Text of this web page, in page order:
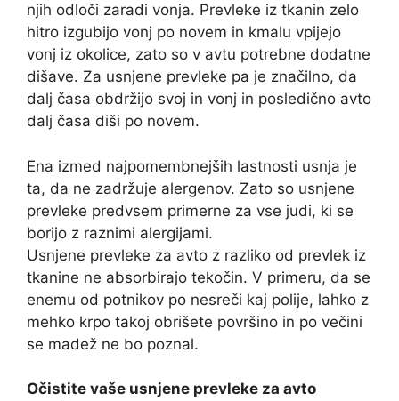
njih odloči zaradi vonja. Prevleke iz tkanin zelo
hitro izgubijo vonj po novem in kmalu vpijejo
vonj iz okolice, zato so v avtu potrebne dodatne
dišave. Za usnjene prevleke pa je značilno, da
dalj časa obdržijo svoj in vonj in posledično avto
dalj časa diši po novem.
Ena izmed najpomembnejših lastnosti usnja je
ta, da ne zadržuje alergenov. Zato so usnjene
prevleke predvsem primerne za vse judi, ki se
borijo z raznimi alergijami.
Usnjene prevleke za avto z razliko od prevlek iz
tkanine ne absorbirajo tekočin. V primeru, da se
enemu od potnikov po nesreči kaj polije, lahko z
mehko krpo takoj obrišete površino in po večini
se madež ne bo poznal.
Očistite vaše usnjene prevleke za avto